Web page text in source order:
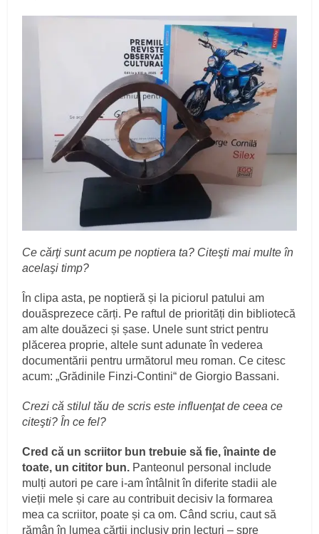
Ce cărţi sunt acum pe noptiera ta? Citeşti mai multe în
acelaşi timp?
În clipa asta, pe noptieră și la piciorul patului am
douăsprezece cărți. Pe raftul de priorități din bibliotecă
am alte douăzeci și șase. Unele sunt strict pentru
plăcerea proprie, altele sunt adunate în vederea
documentării pentru următorul meu roman. Ce citesc
acum: „Grădinile Finzi-Contini“ de Giorgio Bassani.
Crezi că stilul tău de scris este influenţat de ceea ce
citeşti? În ce fel?
Cred că un scriitor bun trebuie să fie, înainte de
toate, un cititor bun. Panteonul personal include
mulți autori pe care i-am întâlnit în diferite stadii ale
vieții mele și care au contribuit decisiv la formarea
mea ca scriitor, poate și ca om. Când scriu, caut să
rămân în lumea cărții inclusiv prin lecturi – spre